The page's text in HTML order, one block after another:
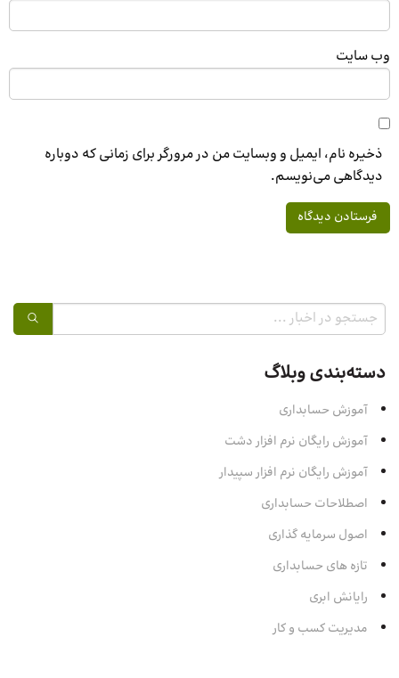
وب‌ سایت
ذخیره نام، ایمیل و وبسایت من در مرورگر برای زمانی که دوباره
دیدگاهی می‌نویسم.
دسته‌بندی وبلاگ
آموزش حسابداری
آموزش رایگان نرم افزار دشت
آموزش رایگان نرم افزار سپیدار
اصطلاحات حسابداری
اصول سرمایه‌ گذاری
تازه های حسابداری
رایانش ابری
مدیریت کسب و کار